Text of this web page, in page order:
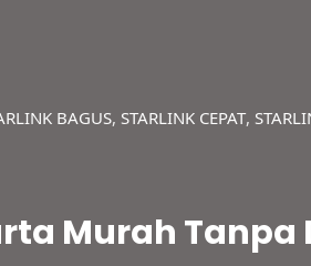
luas, mencakup daerah
BAGUS, STARLINK CEPAT,
Murah Tanpa